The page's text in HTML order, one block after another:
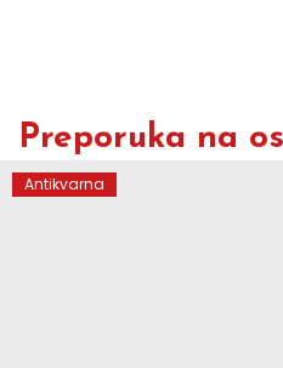
Preporuka na
Antikvarna